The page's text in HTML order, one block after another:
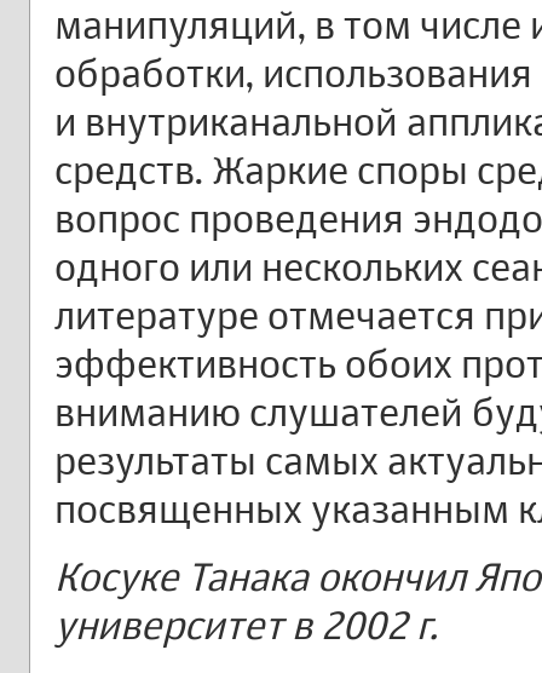
манипуляций, в том числе
обработки,
и внутриканальной
средств. Жаркие споры
вопрос проведения
одного или нескольких
литературе отмечается
эффективность обоих
вниманию слушателей
результаты самых
посвященных указанным
Косуке Танака окончил
университет в 2002 г.